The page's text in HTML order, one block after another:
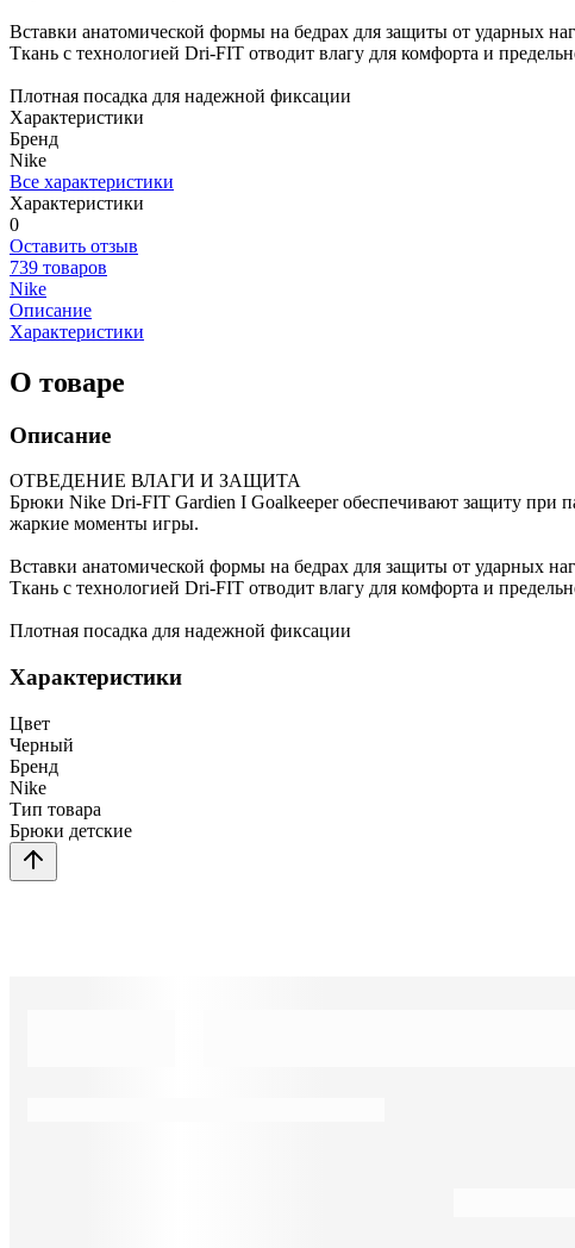
Вставки анатомической формы на бедрах для защиты от ударных
Ткань с технологией Dri-FIT отводит влагу для комфорта и
Плотная посадка для надежной фиксации
Характеристики
Бренд
Nike
Все характеристики
Характеристики
0
Оставить отзыв
739 товаров
Nike
Описание
Характеристики
О товаре
Описание
ОТВЕДЕНИЕ ВЛАГИ И ЗАЩИТА
Брюки Nike Dri-FIT Gardien I Goalkeeper обеспечивают защиту при
жаркие моменты игры.
Вставки анатомической формы на бедрах для защиты от ударных
Ткань с технологией Dri-FIT отводит влагу для комфорта и
Плотная посадка для надежной фиксации
Характеристики
Цвет
Черный
Бренд
Nike
Тип товара
Брюки детские